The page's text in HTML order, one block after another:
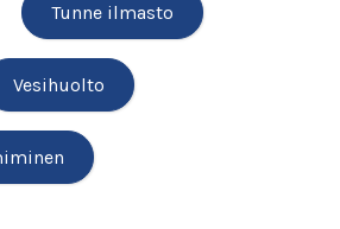
Tunne ilmasto
Vesihuolto